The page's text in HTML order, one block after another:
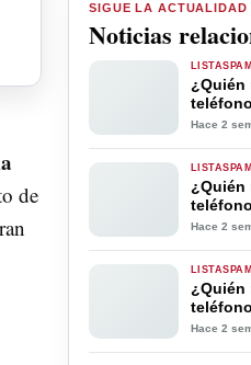
de
SIGUE LA ACTUALIDAD
Noticias
LISTASPAM
¿Quién
Hace 2
LISTASPAM
¿Quién
Hace 2
LISTASPAM
¿Quién
Hace 2